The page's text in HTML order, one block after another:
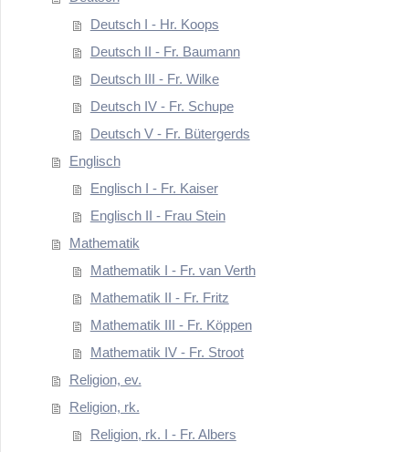
Deutsch I - Hr. Koops
Deutsch II - Fr. Baumann
Deutsch III - Fr. Wilke
Deutsch IV - Fr. Schupe
Deutsch V - Fr. Bütergerds
Englisch
Englisch I - Fr. Kaiser
Englisch II - Frau Stein
Mathematik
Mathematik I - Fr. van Verth
Mathematik II - Fr. Fritz
Mathematik III - Fr. Köppen
Mathematik IV - Fr. Stroot
Religion, ev.
Religion, rk.
Religion, rk. I - Fr. Albers